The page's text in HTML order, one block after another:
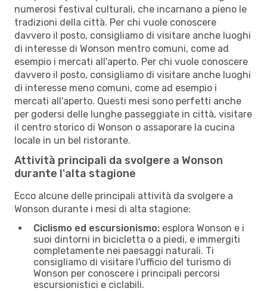
numerosi festival culturali, che incarnano a pieno le
tradizioni della città. Per chi vuole conoscere
davvero il posto, consigliamo di visitare anche luoghi
di interesse di Wonson mentro comuni, come ad
esempio i mercati all'aperto. Per chi vuole conoscere
davvero il posto, consigliamo di visitare anche luoghi
di interesse meno comuni, come ad esempio i
mercati all'aperto. Questi mesi sono perfetti anche
per godersi delle lunghe passeggiate in città, visitare
il centro storico di Wonson o assaporare la cucina
locale in un bel ristorante.
Attività principali da svolgere a Wonson
durante l'alta stagione
Ecco alcune delle principali attività da svolgere a
Wonson durante i mesi di alta stagione:
Ciclismo ed escursionismo: esplora Wonson e i
suoi dintorni in bicicletta o a piedi, e immergiti
completamente nei paesaggi naturali. Ti
consigliamo di visitare l'ufficio del turismo di
Wonson per conoscere i principali percorsi
escursionistici e ciclabili.